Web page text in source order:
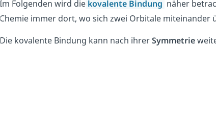
Im Folgenden wird diekovalente Bindung näher
Chemie immer dort, wo sich zwei Orbitale
Die kovalente Bindung kann nach ihrerSymmetrie